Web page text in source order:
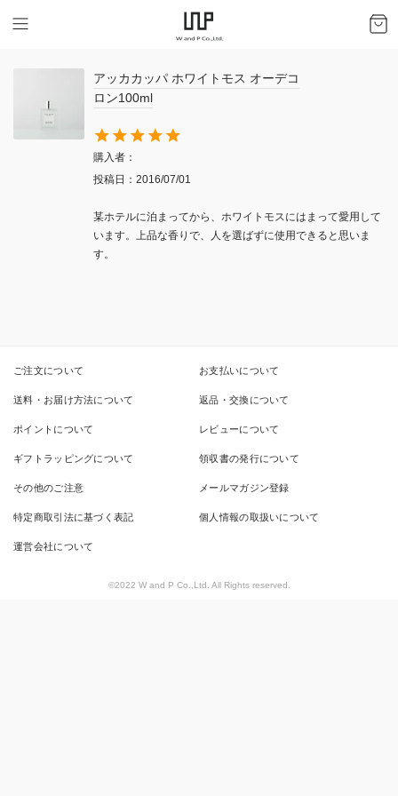
アッカカッパ ホワイトモス オーデコ
ロン100ml
購入者
投稿日
2016/07/01
某ホテルに泊まってから、ホワイトモスにはまって愛用して
います。上品な香りで、人を選ばずに使用できると思いま
す。
ご注文について お支払いについて
送料・お届け方法について 返品・交換について
ポイントについて レビューについて
ギフトラッピングについて 領収書の発行について
その他のご注意 メールマガジン登録
特定商取引法に基づく表記 個人情報の取扱いについて
運営会社について
©2022 W and P Co.,Ltd. All Rights reserved.